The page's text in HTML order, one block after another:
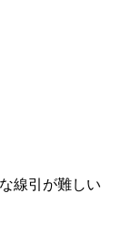
線引が難しい